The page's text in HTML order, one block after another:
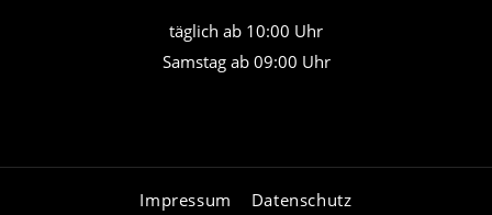
täglich ab 10:00 Uhr
Samstag ab 09:00 Uhr
Impressum Datenschutz